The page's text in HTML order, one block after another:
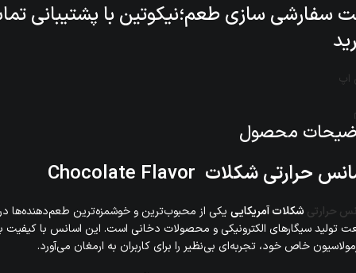
سفارشی سازی طعم؛نیکوتین با پشتیبانی
اپ
محصول
حرارتی شکلات
حرارتی شکلات آمریکایی یکی از محبوب‌ترین و خوشمزه‌ترین طعم‌دهنده‌ها
تولید سیگارهای الکترونیکی و محصولات دخانی است. این اسانس با کیفیت
خاص خود، تجربه‌ای بی‌نظیر را برای کاربران به ارمغان می‌آورد.